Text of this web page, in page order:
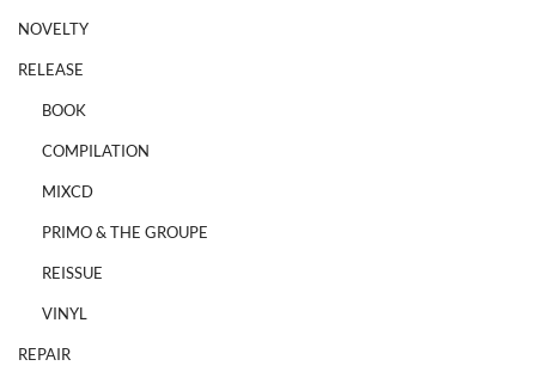
NOVELTY
RELEASE
BOOK
COMPILATION
MIXCD
PRIMO & THE GROUPE
REISSUE
VINYL
REPAIR